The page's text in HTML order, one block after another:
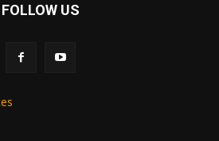
FOLLOW US